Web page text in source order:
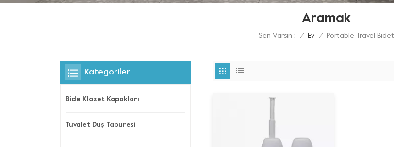
Aramak
Sen Varsın : / Ev / Portable Travel Bidet
Kategoriler
Bide Klozet Kapakları
Tuvalet Duş Taburesi